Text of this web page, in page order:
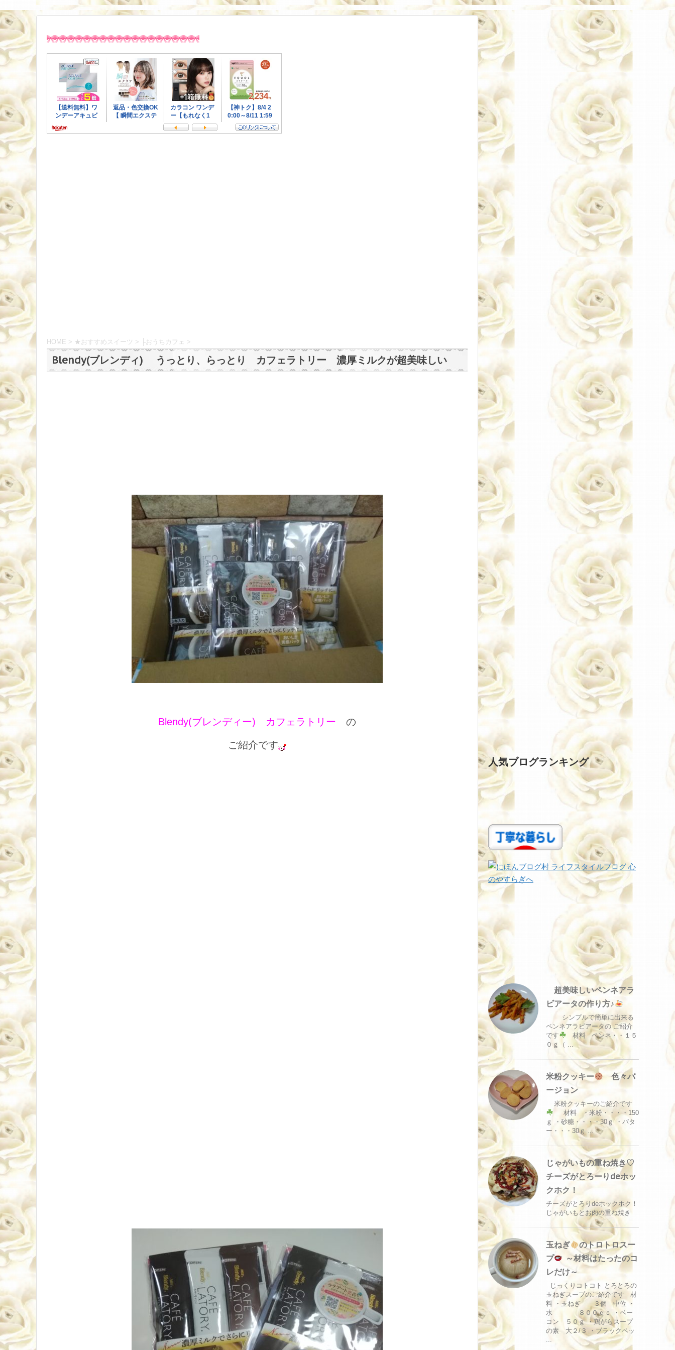
HOME > ★おすすめスイーツ > ├おうちカフェ >
Blendy(ブレンディ) うっとり、らっとり カフェラトリー 濃厚ミルクが超美味しい
Blendy(ブレンディー) カフェラトリー の
ご紹介です
人気ブログランキング
超美味しいペンネアラ
ビアータの作り方♪
シンプルで簡単に出来る
ペンネアラビアータの ご紹介
です
材料 ペンネ・・１５
０ｇ（ ...
米粉クッキー
色々バ
ージョン
米粉クッキーのご紹介です
材料 ・米粉・・・・150
ｇ ・砂糖・・・・30ｇ ・バタ
ー・・・30ｇ ...
じゃがいもの重ね焼き♡
チーズがとろーりdeホッ
クホク！
チーズがとろりdeホックホク！
じゃがいもとお肉の重ね焼き
玉ねぎ
のトロトロスー
プ
～材料はたったのコ
レだけ～
じっくりコトコト とろとろの
玉ねぎスープのご紹介です 材
料 ・玉ねぎ ３個 中位 ・
水 ８００ｃｃ ・ベー
コン ５０ｇ ・鶏がらスープ
の素 大２/３ ・ブラックペッ
...